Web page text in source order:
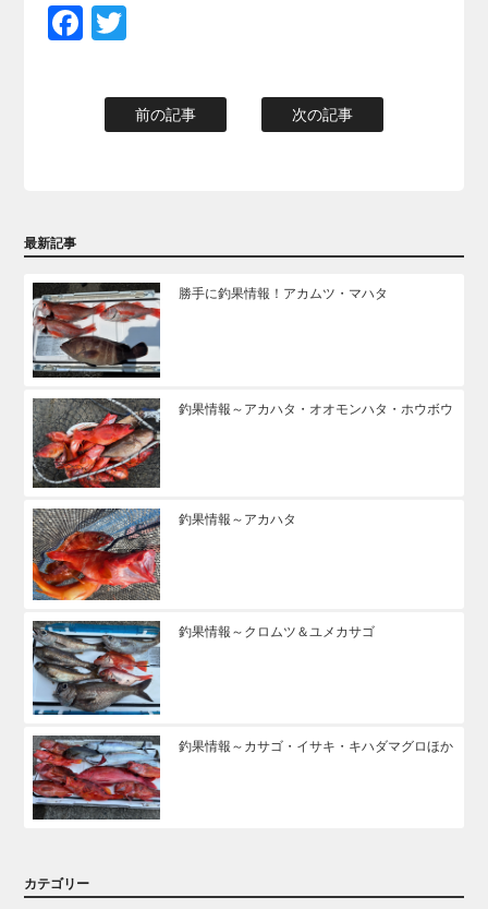
Facebook
前の記事 次の記事
最新記事
勝手に釣果情報！アカムツ・マハタ
釣果情報～アカハタ・オオモンハタ・ホウボウ
釣果情報～アカハタ
釣果情報～クロムツ＆ユメカサゴ
釣果情報～カサゴ・イサキ・キハダマグロほか
カテゴリー